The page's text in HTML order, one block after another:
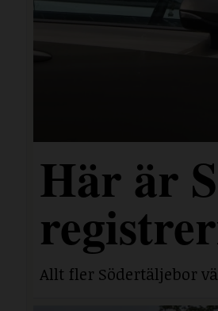
Här är
Allt fler Södertäljebor